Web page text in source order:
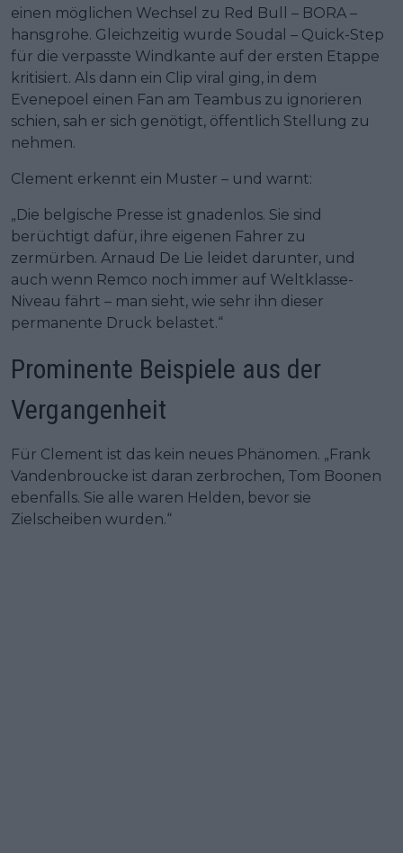
einen möglichen Wechsel zu Red Bull – BORA –
hansgrohe. Gleichzeitig wurde Soudal – Quick-Step
für die verpasste Windkante auf der ersten Etappe
kritisiert. Als dann ein Clip viral ging, in dem
Evenepoel einen Fan am Teambus zu ignorieren
schien, sah er sich genötigt, öffentlich Stellung zu
nehmen.
Clement erkennt ein Muster – und warnt:
„Die belgische Presse ist gnadenlos. Sie sind
berüchtigt dafür, ihre eigenen Fahrer zu
zermürben. Arnaud De Lie leidet darunter, und
auch wenn Remco noch immer auf Weltklasse-
Niveau fährt – man sieht, wie sehr ihn dieser
permanente Druck belastet.“
Prominente Beispiele aus der
Vergangenheit
Für Clement ist das kein neues Phänomen. „Frank
Vandenbroucke ist daran zerbrochen, Tom Boonen
ebenfalls. Sie alle waren Helden, bevor sie
Zielscheiben wurden.“